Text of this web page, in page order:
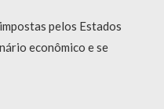
pelos Estados
econômico e se